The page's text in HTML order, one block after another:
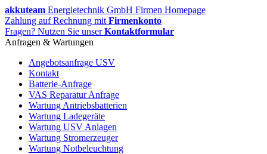
akkuteam Energietechnik GmbH Firmen Homepage
Zahlung auf Rechnung mit Firmenkonto
Fragen? Nutzen Sie unserKontaktformular
Anfragen & Wartungen
Angebotsanfrage USV
Kontakt
Batterie-Anfrage
VAS Reparatur Anfrage
Wartung Antriebsbatterien
Wartung Ladegeräte
Wartung USV Anlagen
Wartung Stromerzeuger
Wartung Notbeleuchtung